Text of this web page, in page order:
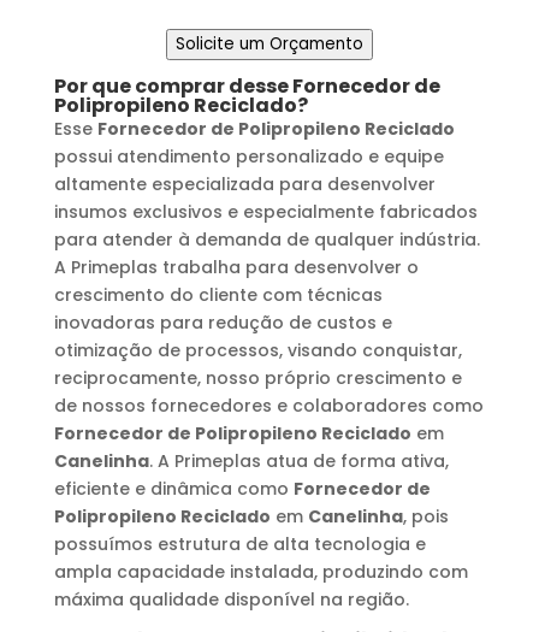
Solicite um Orçamento
Por que comprar desseFornecedor de
Polipropileno Reciclado?
Esse Fornecedor de Polipropileno Reciclado
possui atendimento personalizado e equipe
altamente especializada para desenvolver
insumos exclusivos e especialmente fabricados
para atender à demanda de qualquer indústria.
A Primeplas trabalha para desenvolver o
crescimento do cliente com técnicas
inovadoras para redução de custos e
otimização de processos, visando conquistar,
reciprocamente, nosso próprio crescimento e
de nossos fornecedores e colaboradores como
Fornecedor de Polipropileno Reciclado em
Canelinha. A Primeplas atua de forma ativa,
eficiente e dinâmica como Fornecedor de
Polipropileno Reciclado em Canelinha, pois
possuímos estrutura de alta tecnologia e
ampla capacidade instalada, produzindo com
máxima qualidade disponível na região.